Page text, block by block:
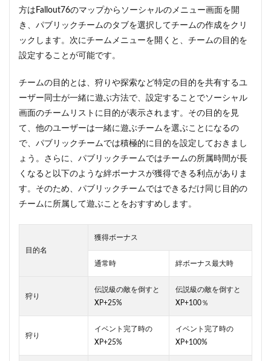
方はFallout76のマップからソーシャルのメニュー画面を開
き、パブリックチームのタブを選択してチームの作成をクリ
ックします。次にチームメニューを開くと、チームの目的を
設定することが可能です。
チームの目的とは、狩りや探索など特定の目的を共有するユ
ーザー同士が一緒に遊ぶ方法で、設定することでソーシャル
画面のチームリストに目的が表示されます。その目的を見
て、他のユーザーは一緒に遊ぶチームを選ぶことになるの
で、パブリックチームでは積極的に目的を設定しておきまし
ょう。さらに、パブリックチームではチームの所属時間が長
くなると以下のような絆ボーナスが獲得できる利点がありま
す。そのため、パブリックチームではできるだけ同じ目的の
チームに所属して遊ぶことをおすすめします。
目的名
獲得ボーナス
通常時 絆ボーナス最大時
狩り
伝説級の敵を倒すと
XP+25%
伝説級の敵を倒すと
XP+100％
狩り
イベント完了時の
XP+25%
イベント完了時の
XP+100%